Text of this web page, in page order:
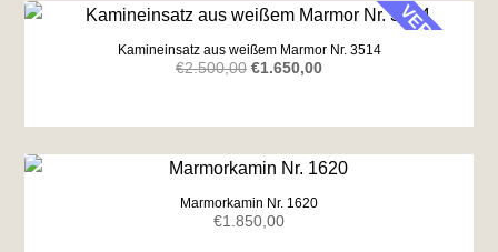
VERKAUF
Kamineinsatz aus weißem Marmor Nr. 3514
€2.500,00 Ursprünglicher
war:
€2.500,00
€1.650,00Aktueller
ist:
€1.650,00.
Marmorkamin Nr. 1620
€1.850,00